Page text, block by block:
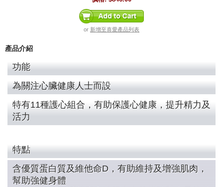
or 新增至喜愛產品列表
產品介紹
功能
為關注心臟健康人士而設
特有11種護心組合，有助保護心健康，提升精力及
活力
特點
含優質蛋白質及維他命D，有助維持及增強肌肉，
幫助強健身體